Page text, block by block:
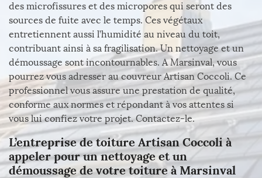
des microfissures et des micropores qui seront des
sources de fuite avec le temps. Ces végétaux
entretiennent aussi l’humidité au niveau du toit,
contribuant ainsi à sa fragilisation. Un nettoyage et un
démoussage sont incontournables. A Marsinval, vous
pourrez vous adresser au couvreur Artisan Coccoli. Ce
professionnel vous assure une prestation de qualité,
conforme aux normes et répondant à vos attentes si
vous lui confiez votre projet. Contactez-le.
L’entreprise de toiture Artisan Coccoli à
appeler pour un nettoyage et un
démoussage de votre toiture à Marsinval